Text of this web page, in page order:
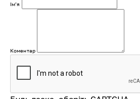
Імʼя
Коментар